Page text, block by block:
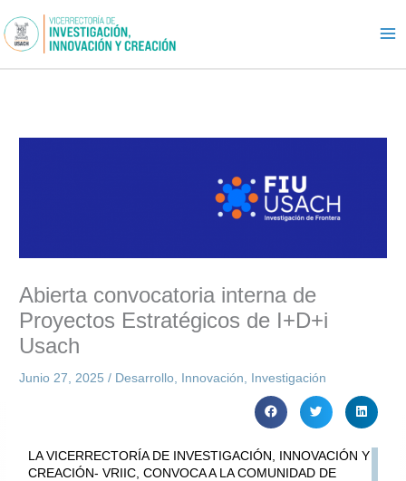
al
contenido
Abierta convocatoria interna de
Proyectos Estratégicos de I+D+i
Usach
Junio 27, 2025/ Desarrollo Innovación Investigación
LA VICERRECTORÍA DE INVESTIGACIÓN, INNOVACIÓN Y
CREACIÓN- VRIIC, CONVOCA A LA COMUNIDAD DE